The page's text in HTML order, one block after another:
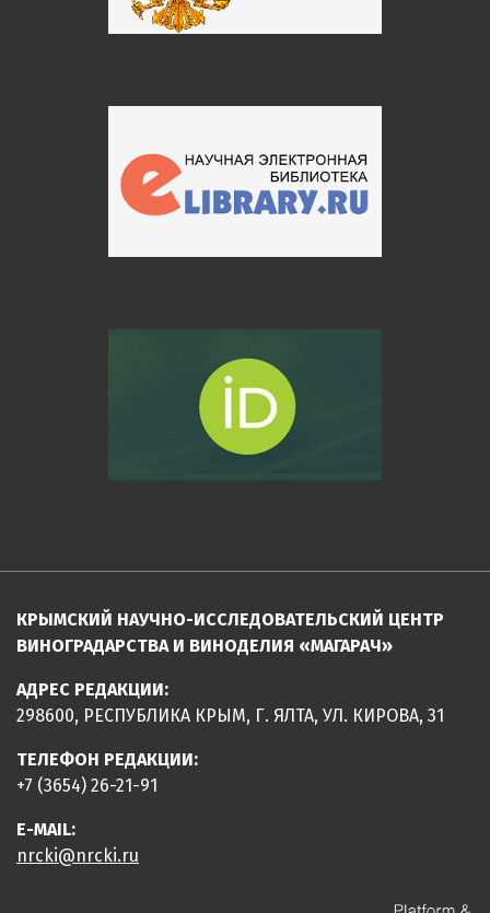
КРЫМСКИЙ НАУЧНО-ИССЛЕДОВАТЕЛЬСКИЙ ЦЕНТР
ВИНОГРАДАРСТВА И ВИНОДЕЛИЯ «МАГАРАЧ»
АДРЕС РЕДАКЦИИ:
298600, РЕСПУБЛИКА КРЫМ, Г. ЯЛТА, УЛ. КИРОВА, 31
ТЕЛЕФОН РЕДАКЦИИ:
+7 (3654) 26-21-91
E-MAIL:
nrcki@nrcki.ru